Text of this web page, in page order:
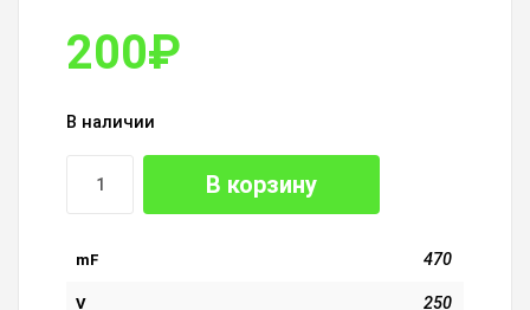
200₽
В наличии
В корзину
mF 470
V 250